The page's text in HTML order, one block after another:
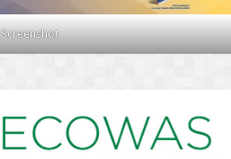
Screenshot